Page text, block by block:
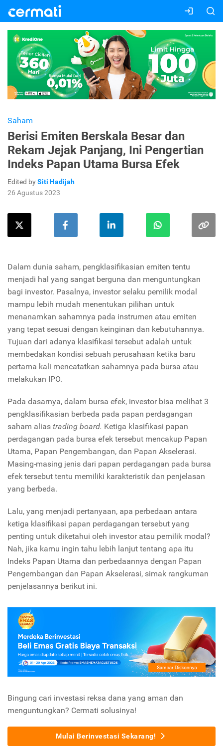
Saham
Berisi Emiten Berskala Besar dan
Rekam Jejak Panjang, Ini Pengertian
Indeks Papan Utama Bursa Efek
Edited bySiti Hadijah
26 Agustus 2023
Dalam dunia saham, pengklasifikasian emiten tentu
menjadi hal yang sangat berguna dan menguntungkan
bagi investor. Pasalnya, investor selaku pemilik modal
mampu lebih mudah menentukan pilihan untuk
menanamkan sahamnya pada instrumen atau emiten
yang tepat sesuai dengan keinginan dan kebutuhannya.
Tujuan dari adanya klasifikasi tersebut adalah untuk
membedakan kondisi sebuah perusahaan ketika baru
pertama kali mencatatkan sahamnya pada bursa atau
melakukan IPO.
Pada dasarnya, dalam bursa efek, investor bisa melihat 3
pengklasifikasian berbeda pada papan perdagangan
saham alias trading board. Ketiga klasifikasi papan
perdagangan pada bursa efek tersebut mencakup Papan
Utama, Papan Pengembangan, dan Papan Akselerasi.
Masing-masing jenis dari papan perdagangan pada bursa
efek tersebut tentu memiliki karakteristik dan penjelasan
yang berbeda.
Lalu, yang menjadi pertanyaan, apa perbedaan antara
ketiga klasifikasi papan perdagangan tersebut yang
penting untuk diketahui oleh investor atau pemilik modal?
Nah, jika kamu ingin tahu lebih lanjut tentang apa itu
Indeks Papan Utama dan perbedaannya dengan Papan
Pengembangan dan Papan Akselerasi, simak rangkuman
penjelasannya berikut ini.
Bingung cari investasi reksa dana yang aman dan
menguntungkan? Cermati solusinya!
Mulai Berinvestasi Sekarang!